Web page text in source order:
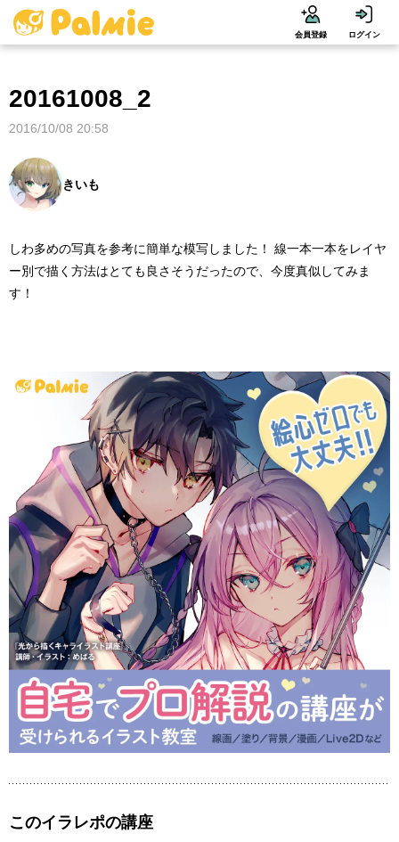
会員登録 ログイン
20161008_2
2016/10/08 20:58
きいも
しわ多めの写真を参考に簡単な模写しました！ 線一本一本をレイヤ
ー別で描く方法はとても良さそうだったので、今度真似してみま
す！
このイラレポの講座